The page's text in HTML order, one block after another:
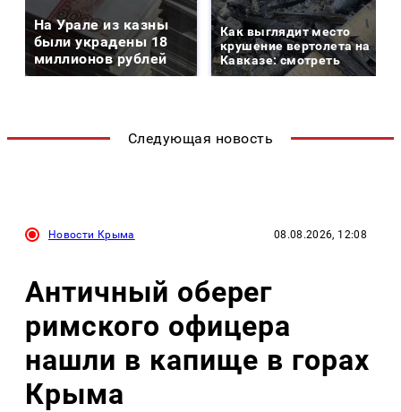
На Урале из казны
были украдены 18
миллионов рублей
Как выглядит место
крушение вертолета на
Кавказе: смотреть
Следующая новость
Новости Крыма 08.08.2026, 12:08
Античный оберег
римского офицера
нашли в капище в горах
Крыма